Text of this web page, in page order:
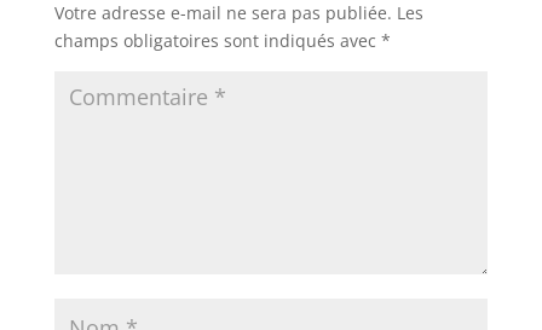
Votre adresse e-mail ne sera pas publiée. Les
champs obligatoires sont indiqués avec *